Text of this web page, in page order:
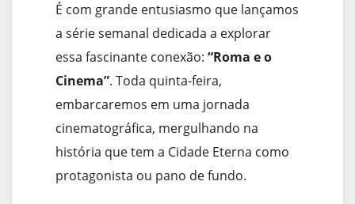
É com grande entusiasmo que lançamos
a série semanal dedicada a explorar
essa fascinante conexão: “Roma e o
Cinema”. Toda quinta-feira,
embarcaremos em uma jornada
cinematográfica, mergulhando na
história que tem a Cidade Eterna como
protagonista ou pano de fundo.